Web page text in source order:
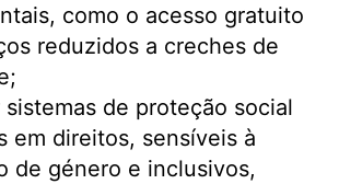
como o acesso gratuito
reduzidos a creches de
de proteção social
em direitos, sensíveis à
de género e inclusivos,